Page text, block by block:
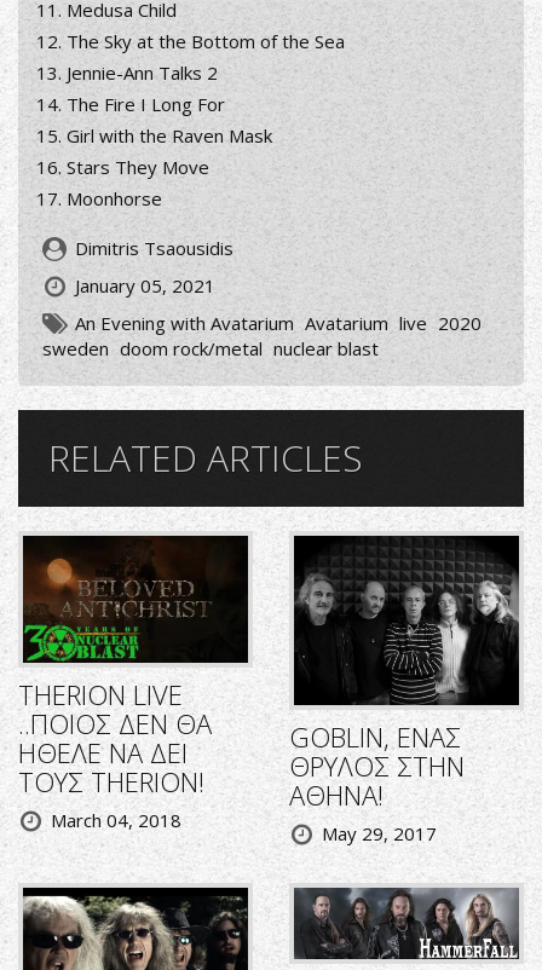
Medusa Child
The Sky at the Bottom of the Sea
Jennie-Ann Talks 2
The Fire I Long For
Girl with the Raven Mask
Stars They Move
Moonhorse
Dimitris Tsaousidis
January 05, 2021
An Evening with Avatarium Avatarium live 2020
sweden doom rock/metal nuclear blast
RELATED ARTICLES
THERION LIVE
..ΠΟΙΟΣ ΔΕΝ ΘΑ
ΗΘΕΛΕ ΝΑ ΔΕΙ
ΤΟΥΣ THERION!
March 04, 2018
GOBLIN, ΕΝΑΣ
ΘΡΥΛΟΣ ΣΤΗΝ
ΑΘΗΝΑ!
May 29, 2017